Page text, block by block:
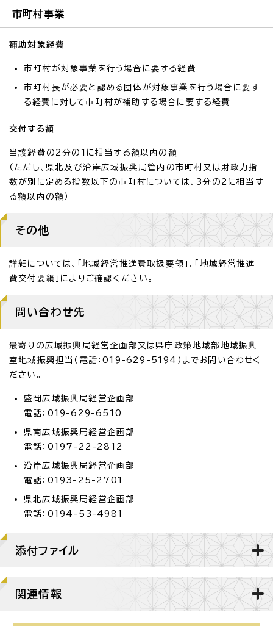
市町村事業
補助対象経費
市町村が対象事業を行う場合に要する経費
市町村長が必要と認める団体が対象事業を行う場合に要す
る経費に対して市町村が補助する場合に要する経費
交付する額
当該経費の2分の1に相当する額以内の額
（ただし、県北及び沿岸広域振興局管内の市町村又は財政力指
数が別に定める指数以下の市町村については、3分の2に相当す
る額以内の額）
その他
詳細については、「地域経営推進費取扱要領」、「地域経営推進
費交付要綱」によりご確認ください。
問い合わせ先
最寄りの広域振興局経営企画部又は県庁政策地域部地域振興
室地域振興担当（電話：019-629-5194）までお問い合わせく
ださい。
盛岡広域振興局経営企画部
電話：019-629-6510
県南広域振興局経営企画部
電話：0197-22-2812
沿岸広域振興局経営企画部
電話：0193-25-2701
県北広域振興局経営企画部
電話：0194-53-4981
添付ファイル
関連情報